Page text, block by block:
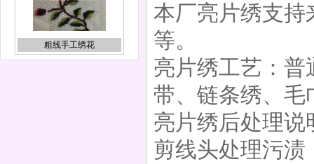
本厂亮片绣支持
等。
亮片绣工艺：
带、链条绣、毛
亮片绣后处理
剪线头处理污渍